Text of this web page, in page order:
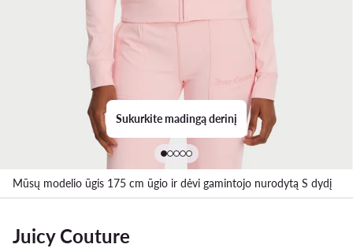
Sukurkite madingą derinį
Mūsų modelio ūgis 175 cm ūgio ir dėvi gamintojo nurodytą S dydį
Juicy Couture